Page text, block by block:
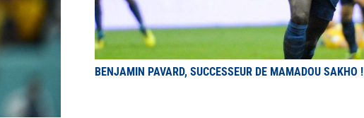
BENJAMIN PAVARD, SUCCESSEUR DE MAMADOU SAKHO !